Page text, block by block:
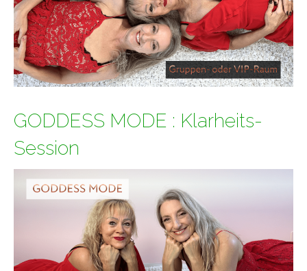
GODDESS MODE : Klarheits-
Session